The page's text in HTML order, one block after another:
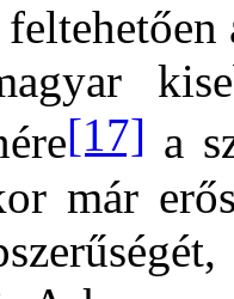
[17] a
már